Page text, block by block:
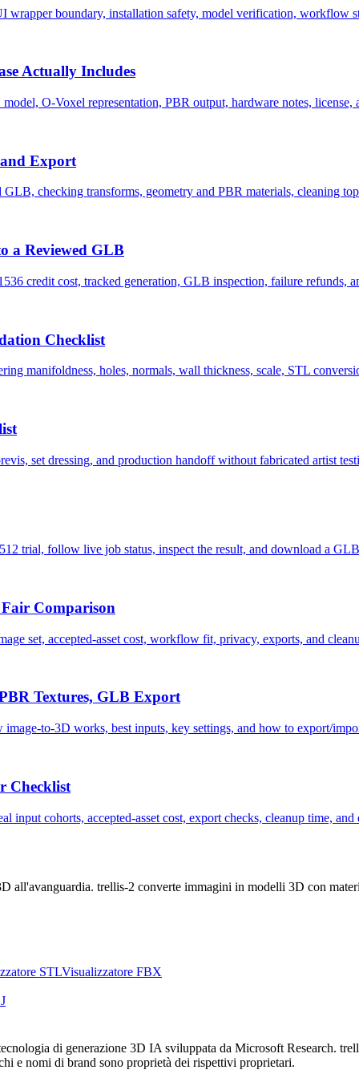
boundary, installation safety, model verification, workflow
Actually Includes
O-Voxel representation, PBR output, hardware notes, license,
Export
checking transforms, geometry and PBR materials, cleaning
a Reviewed GLB
credit cost, tracked generation, GLB inspection, failure refunds,
Checklist
manifoldness, holes, normals, wall thickness, scale, STL
set dressing, and production handoff without fabricated artist
trial, follow live job status, inspect the result, and download a
Comparison
set, accepted-asset cost, workflow fit, privacy, exports, and
Textures, GLB Export
to-3D works, best inputs, key settings, and how to export/
Checklist
cohorts, accepted-asset cost, export checks, cleanup time, and
all'avanguardia. trellis-2 converte immagini in modelli 3D con
STLVisualizzatore FBX
di generazione 3D IA sviluppata da Microsoft Research.
e nomi di brand sono proprietà dei rispettivi proprietari.